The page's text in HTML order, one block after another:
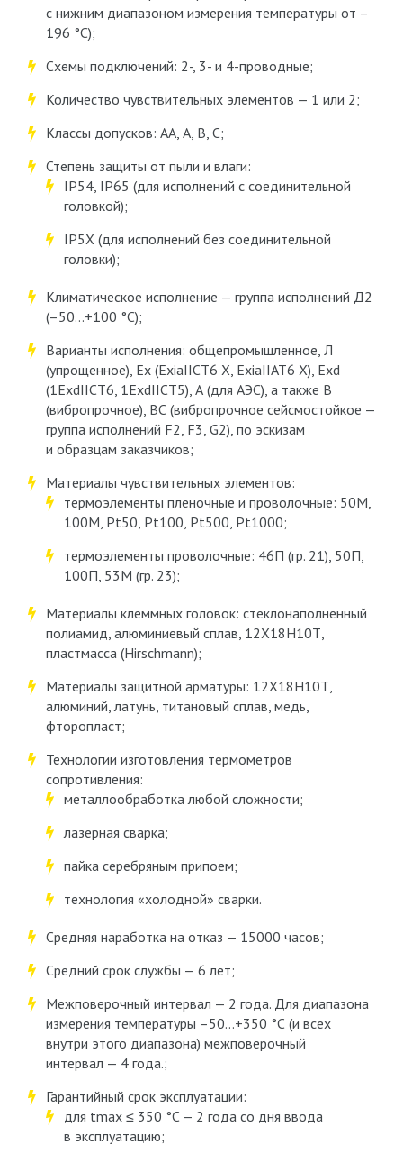
с нижним диапазоном измерения температуры от –
196 °С);
Схемы подключений: 2-, 3- и 4-проводные;
Количество чувствительных элементов — 1 или 2;
Классы допусков: АА, А, В, С;
Степень защиты от пыли и влаги:
IP54, IP65 (для исполнений с соединительной
головкой);
IP5Х (для исполнений без соединительной
головки);
Климатическое исполнение — группа исполнений Д2
(–50…+100 °С);
Варианты исполнения: общепромышленное, Л
(упрощенное), Ex (ExiaIICT6 X, ExiaIIAT6 X), Exd
(1ExdIICT6, 1ExdIICT5), А (для АЭС), а также В
(вибропрочное), ВС (вибропрочное сейсмостойкое —
группа исполнений F2, F3, G2), по эскизам
и образцам заказчиков;
Материалы чувствительных элементов:
термоэлементы пленочные и проволочные: 50М,
100М, Pt50, Pt100, Pt500, Pt1000;
термоэлементы проволочные: 46П (гр. 21), 50П,
100П, 53М (гр. 23);
Материалы клеммных головок: стеклонаполненный
полиамид, алюминиевый сплав, 12Х18Н10Т,
пластмасса (Hirschmann);
Материалы защитной арматуры: 12Х18Н10Т,
алюминий, латунь, титановый сплав, медь,
фторопласт;
Технологии изготовления термометров
сопротивления:
металлообработка любой сложности;
лазерная сварка;
пайка серебряным припоем;
технология «холодной» сварки.
Средняя наработка на отказ — 15000 часов;
Средний срок службы — 6 лет;
Межповерочный интервал — 2 года. Для диапазона
измерения температуры –50…+350 °С (и всех
внутри этого диапазона) межповерочный
интервал — 4 года.;
Гарантийный срок эксплуатации:
для tmax≤ 350 °C — 2 года со дня ввода
в эксплуатацию;